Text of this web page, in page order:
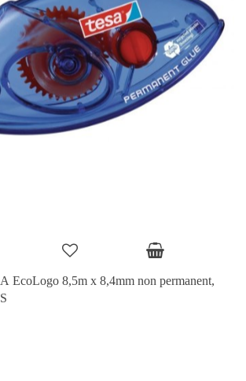
EcoLogo 8,5m x 8,4mm non permanent,